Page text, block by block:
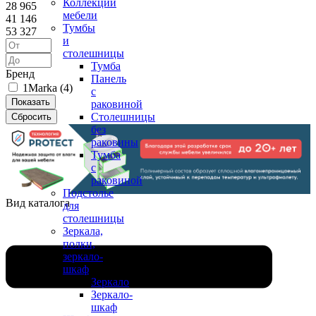
Коллекции
мебели
Тумбы
и
столешницы
Тумба
Панель
с
раковиной
Столешницы
без
раковины
Тумба
с
раковиной
Подстолье
для
столешницы
Зеркала,
полки,
зеркало-
шкаф
Зеркало
Зеркало-
шкаф
28 965
41 146
53 327
Бренд
1Marka (4)
Вид каталога